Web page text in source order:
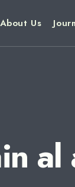
About Us
al